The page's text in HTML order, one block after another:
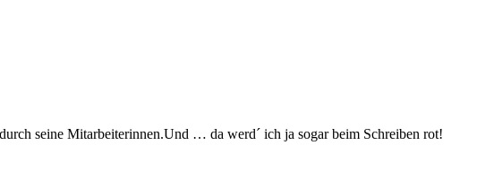
seine Mitarbeiterinnen.Und … da werd´ ich ja sogar beim Schreiben rot!